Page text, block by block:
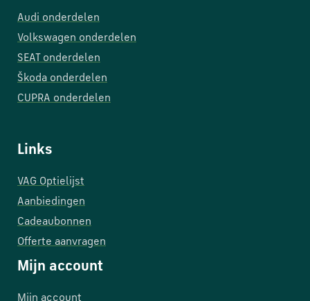
Audi onderdelen
Volkswagen onderdelen
SEAT onderdelen
Škoda onderdelen
CUPRA onderdelen
Links
VAG Optielijst
Aanbiedingen
Cadeaubonnen
Offerte aanvragen
Mijn account
Mijn account